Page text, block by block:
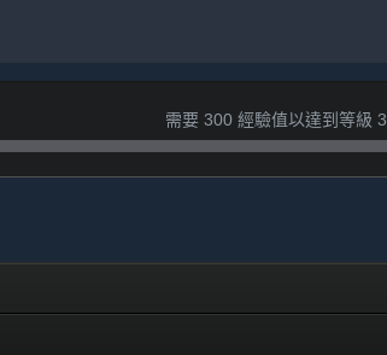
需要 300 經驗值以達到等級 3